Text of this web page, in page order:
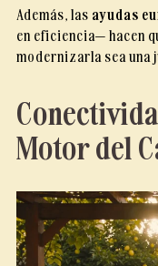
Además, las ayudas
en eficiencia— hacen
modernizarla sea una
Motor del